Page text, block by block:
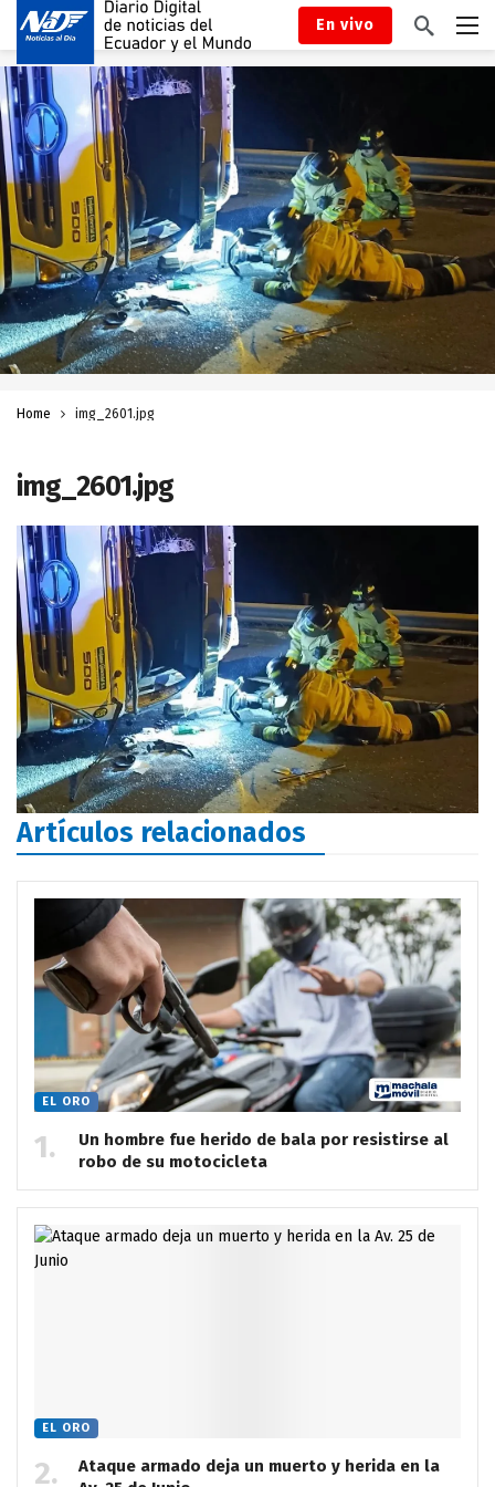
En vivo
Home img_2601.jpg
img_2601.jpg
Artículos relacionados
EL ORO
Un hombre fue herido de bala por resistirse al
robo de su motocicleta
EL ORO
Ataque armado deja un muerto y herida en la